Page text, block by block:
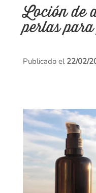
Loción de
perlas
Publicado el 22/02/